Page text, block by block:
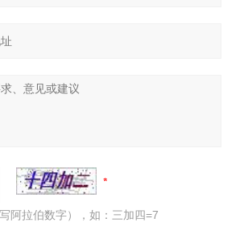
阿拉伯数字），如：三加四=7